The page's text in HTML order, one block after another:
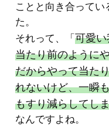
ことと向き合って
た。
それって、「 可愛
当たり前のように
だからやって当た
れないけど、一瞬
もすり減らしてし
なんですよね。